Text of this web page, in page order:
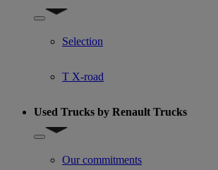
Show submenu for Used trucks offers
Selection
T X-road
Used Trucks by Renault Trucks
Show submenu for Used Trucks by Renault
Our commitments